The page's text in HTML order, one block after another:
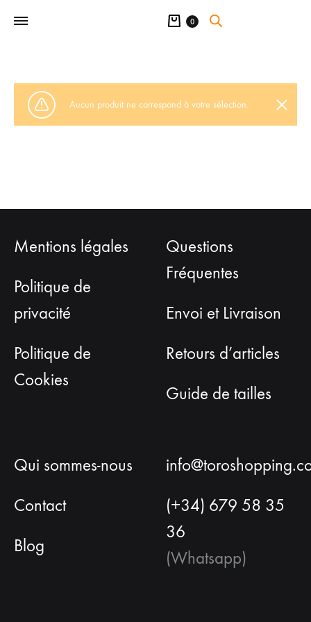
Panier
0
Aucun produit ne correspond à votre sélection.
Mentions légales
Politique de
privacité
Politique de
Cookies
Questions
Fréquentes
Envoi et Livraison
Retours d’articles
Guide de tailles
Qui sommes-nous
Contact
Blog
(+34) 679 58 35
36
(Whatsapp)
Français